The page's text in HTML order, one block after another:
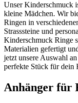
Unser Kinderschmuck
kleine Mädchen. Wir
Ringen in
Strasssteine und
Kinderschmuck Ringe
Materialien gefertigt
jetzt unsere Auswahl
perfekte Stück für dein
Anhänger für